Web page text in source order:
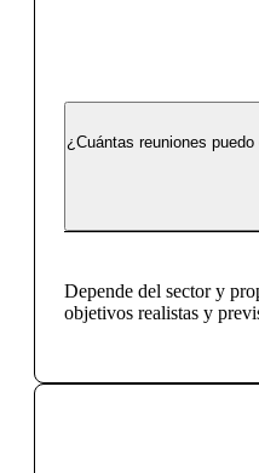
¿Cuántas reuniones puedo
Depende del sector y
objetivos realistas y